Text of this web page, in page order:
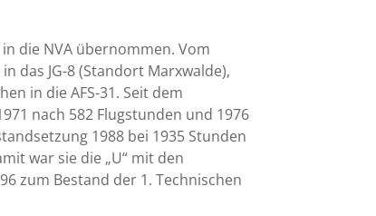
die NVA übernommen. Vom
das JG-8 (Standort Marxwalde),
in die AFS-31. Seit dem
nach 582 Flugstunden und 1976
1988 bei 1935 Stunden
war sie die „U“ mit den
zum Bestand der 1. Technischen